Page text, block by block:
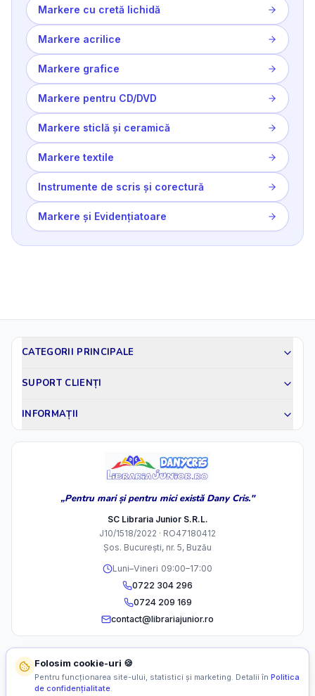
Markere cu cretă lichidă
Markere acrilice
Markere grafice
Markere pentru CD/DVD
Markere sticlă și ceramică
Markere textile
Instrumente de scris și corectură
Markere și Evidențiatoare
CATEGORII PRINCIPALE
SUPORT CLIENȚI
INFORMAȚII
„Pentru mari și pentru mici există Dany Cris."
SC Libraria Junior S.R.L.
J10/1518/2022 · RO47180412
Șos. București, nr. 5, Buzău
Luni–Vineri 09:00–17:00
0722 304 296
0724 209 169
contact@librariajunior.ro
Folosim cookie-uri 🍪
Pentru funcționarea site-ului, statistici și marketing. Detalii în Politica
de confidențialitate.